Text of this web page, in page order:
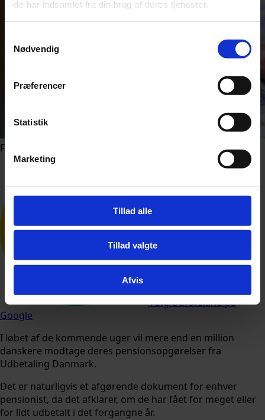
de har indsamlet fra din brug af deres tjenester.
Nødvendig
Præferencer
Statistik
Marketing
Tillad alle
Tillad valgte
Afvis
Foto: Shutterstock.com
Følg Udforsk.nu på
Google
I løbet af de kommende uger vil mere end en million
danskere modtage deres pensionsopgørelser fra
Udbetaling Danmark.
Det er naturligvis et afgørende dokument for enhver
pensionist, da det afklarer, om de har fået for meget eller
for lidt udbetalt i det forgangne år.